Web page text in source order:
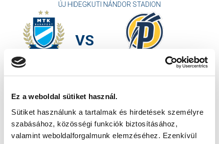
Ez a weboldal sütiket használ.
Sütiket használunk a tartalmak és hirdetések személyre
szabásához, közösségi funkciók biztosításához,
valamint weboldalforgalmunk elemzéséhez. Ezenkívül
ÚJ HIDEGKUTI NÁNDOR STADION
MTK BUDAPEST
VS
PUSKÁS AKADÉMIA FC